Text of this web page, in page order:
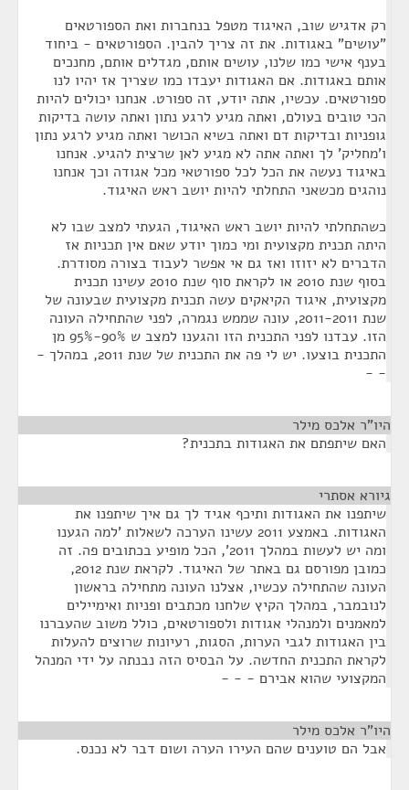
רק אדגיש שוב, האיגוד מטפל בנחברות ואת הספורטאים
"עושים" באגודות. את זה צריך להבין. הספורטאים - ביחוד
בענף אישי כמו שלנו, עושים אותם, מגדלים אותם, מחנכים
אותם באגודות. אם האגודות יעבדו כמו שצריך אז יהיו לנו
ספורטאים. עכשיו, אתה יודע, זה ספורט. אנחנו יכולים להיות
הכי טובים בעולם, ואתה מגיע לרגע נתון ואתה עושה בדיקות
גופניות ובדיקות דם ואתה בשיא הכושר ואתה מגיע לרגע נתון
ו'מחליק' לך ואתה אתה לא מגיע לאן שרצית להגיע. אנחנו
באיגוד נעשה את הכל לכל ספורטאי מכל אגודה וכך אנחנו
נוהגים מכשאני התחלתי להיות יושב ראש האיגוד.
כשהתחלתי להיות יושב ראש האיגוד, הגעתי למצב שבו לא
היתה תכנית מקצועית ומי כמוך יודע שאם אין תכניות אז
הדברים לא יזוזו ואז גם אי אפשר לעבוד בצורה מסודרת.
בסוף שנת 2010 או לקראת סוף שנת 2010 עשינו תכנית
מקצועית, איגוד הקיאקים עשה תכנית מקצועית שבעונה של
שנת 2011-2011, עונה שממש נגמרה, לפני שהתחילה העונה
הזו. עבדנו לפני התכנית הזו והגענו למצב ש 90%-95% מן
התכנית בוצעו. יש לי פה את התכנית של שנת 2011, במהלך -
- -
היו"ר אלכס מילר
האם שיתפתם את האגודות בתכנית?
גיורא אסתרי
שיתפנו את האגודות ותיכף אגיד לך גם איך שיתפנו את
האגודות. באמצע 2011 עשינו הערכה לשאלות 'למה הגענו
ומה יש לעשות במהלך 2011', הכל מופיע בכתובים פה. זה
כמובן מפורסם גם באתר של האיגוד. לקראת שנת 2012,
העונה שהתחילה עכשיו, אצלנו העונה מתחילה בראשון
לנובמבר, במהלך הקיץ שלחנו מכתבים ופניות ואימיילים
למאמנים ולמנהלי אגודות ולספורטאים, כולל משוב שהעברנו
בין האגודות לגבי הערות, הסגות, רעיונות שרוצים להעלות
לקראת התכנית החדשה. על הבסיס הזה נבנתה על ידי המנהל
המקצועי שהוא אבירם - - -
היו"ר אלכס מילר
אבל הם טוענים שהם העירו הערה ושום דבר לא נכנס.